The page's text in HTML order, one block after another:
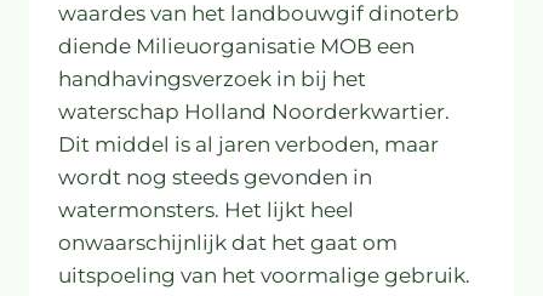
waardes van het landbouwgif dinoterb
diende Milieuorganisatie MOB een
handhavingsverzoek in bij het
waterschap Holland Noorderkwartier.
Dit middel is al jaren verboden, maar
wordt nog steeds gevonden in
watermonsters. Het lijkt heel
onwaarschijnlijk dat het gaat om
uitspoeling van het voormalige gebruik.